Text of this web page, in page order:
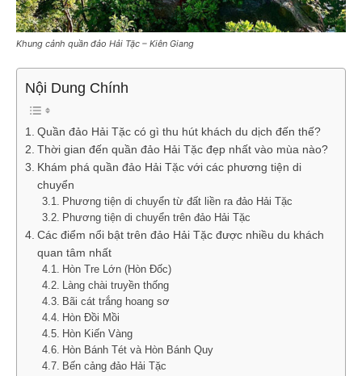
Khung cảnh quần đảo Hải Tặc – Kiên Giang
Nội Dung Chính
Quần đảo Hải Tặc có gì thu hút khách du dịch đến thế?
Thời gian đến quần đảo Hải Tặc đẹp nhất vào mùa nào?
Khám phá quần đảo Hải Tặc với các phương tiện di
chuyển
Phương tiện di chuyển từ đất liền ra đảo Hải Tặc
Phương tiện di chuyển trên đảo Hải Tặc
Các điểm nổi bật trên đảo Hải Tặc được nhiều du khách
quan tâm nhất
Hòn Tre Lớn (Hòn Đốc)
Làng chài truyền thống
Bãi cát trắng hoang sơ
Hòn Đồi Mồi
Hòn Kiến Vàng
Hòn Bánh Tét và Hòn Bánh Quy
Bến cảng đảo Hải Tặc